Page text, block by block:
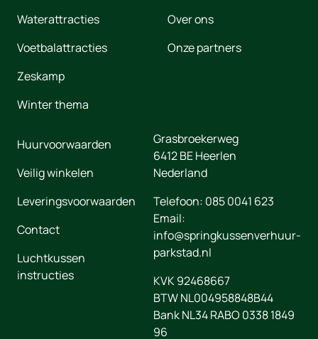
Waterattracties
Voetbalattracties
Zeskamp
Winter thema
Over ons
Onze partners
Huurvoorwaarden
Veilig winkelen
Leveringsvoorwaarden
Contact
Luchtkussen
instructies
Grasbroekerweg
6412 BEHeerlen
Nederland
Telefoon: 085 0041 623
Email:
info@springkussenverhuur-
parkstad.nl
KVK 92468667
BTW NL004958848B44
Bank NL34 RABO 0338 1849
96